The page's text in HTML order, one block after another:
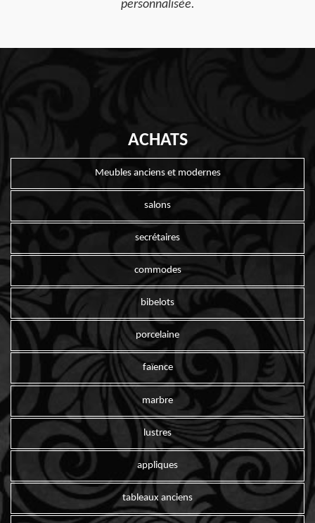
personnalisée.
ACHATS
Meubles anciens et modernes
salons
secrétaires
commodes
bibelots
porcelaine
faïence
marbre
lustres
appliques
tableaux anciens